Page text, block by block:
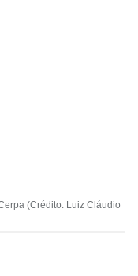
(Crédito: Luiz Cláudio